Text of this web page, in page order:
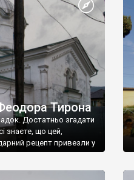
Русі. На честь
[…]
Тирона
Достатньо згадати
знаєте, що цей,
рецепт привезли у